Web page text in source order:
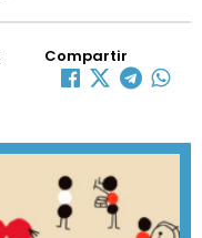
Compartir